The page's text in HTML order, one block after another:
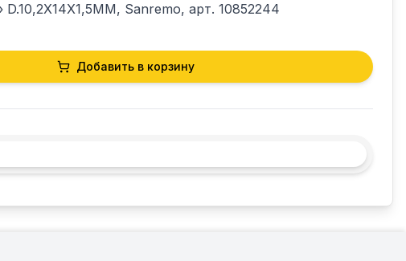
Sanremo, арт. 10852244
Добавить в корзину